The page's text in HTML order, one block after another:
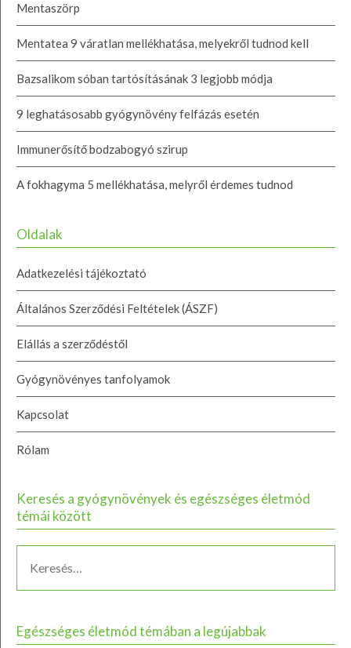
Mentaszörp
Mentatea 9 váratlan mellékhatása, melyekről tudnod kell
Bazsalikom sóban tartósításának 3 legjobb módja
9 leghatásosabb gyógynövény felfázás esetén
Immunerősítő bodzabogyó szirup
A fokhagyma 5 mellékhatása, melyről érdemes tudnod
Oldalak
Adatkezelési tájékoztató
Általános Szerződési Feltételek (ÁSZF)
Elállás a szerződéstől
Gyógynövényes tanfolyamok
Kapcsolat
Rólam
Keresés a gyógynövények és egészséges életmód
témái között
Egészséges életmód témában a legújabbak